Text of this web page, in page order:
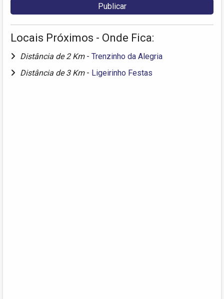
Locais Próximos - Onde Fica:
Distância de 2 Km - Trenzinho da Alegria
Distância de 3 Km - Ligeirinho Festas